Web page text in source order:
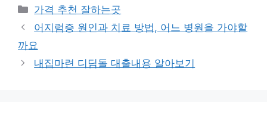
카
테
고
리
가격 추천 잘하는곳
어지럼증 원인과 치료 방법, 어느 병원을 가야할
까요
내집마련 디딤돌 대출내용 알아보기